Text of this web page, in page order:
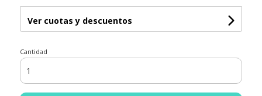
Ver cuotas y descuentos
Cantidad